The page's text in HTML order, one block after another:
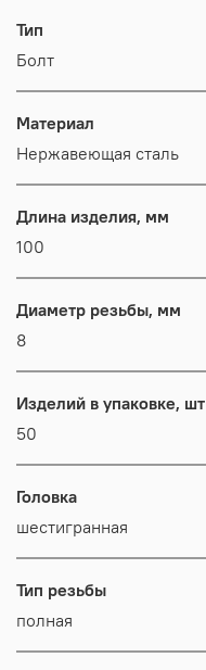
Тип
Болт
Материал
Нержавеющая сталь
Длина изделия, мм
100
Диаметр резьбы, мм
8
Изделий в упаковке, шт
50
Головка
шестигранная
Тип резьбы
полная